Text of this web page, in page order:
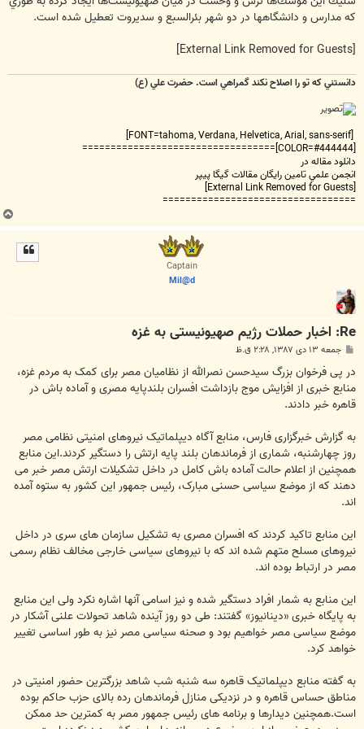
كه مدارس و دانشگاهها در دو شهر بئرالسبع و سديروت تعطيل شده است.
دانستني که تو را اصلاح نکند گمراهي است. حضرت علي (ع)
[FONT=tahoma, Verdana, Helvetica, Arial, sans-serif]
دانلود مقاله در
انجمن علمي تامين رايگان مقالات گيگا پيپر
==================================
ب
ا
Captain
Mil@d
Re: اخبار حملات رژیم صهیونیستی به غزه
پ
ت
جمعه ۱۳ دی ۱۳۸۷, ۲:۲۸ ق.ظ
در پی فرخوان بزرگ سیدحسن نصرالله از نظامیان مصر برای کمک به مردم غزه،
منابع خبری از افزایش موج بازداشت افسران بلندپایه مصری و آماده باش در
قاهره خبر دادند.
به گزارش خبرگزاری فارس، منابع آگاه دیپلماتیک نیروهای امنیتی نظامی مصر
روز چهارشنبه، شماری از فرماندهان بلند پایه ارتش را دستگیر کردند.این منابع
همچنین از اعلام حالت آماده باش کامل در داخل تشکیلات ارتش مصر خبر می
دهند که از موضع سیاسی حسنی مبارک، رئیس جمهور این کشور به ستوه آمده
اند.
این منابع تاکید کردند که افسران مصری به تشکیل سازمان های سری در داخل
نیروهای مسلح متهم شده اند که با نیروهای سیاسی خارجی مخالف نظام رسمی
مصر در ارتباط بوده اند.
این منابع به شمار افراد دستگیر شده و نیز اسامی آنها اشاره نکرد ولی این منابع
به پایگاه خبری «دینانیوز» گفتند: طی دو روز آینده شاهد تحولات علنی آشکار در
موضع سیاسی مصر خواهیم بود و صحنه سیاسی مصر نیز به طور اساسی تغییر
خواهد کرد.
به گفته منابع دیپلماتیک قاهره سه شنبه شب شاهد بزرگترین حضور امنیتی در
مناطق حساس قاهره و در نزدیکی منازل فرماندهان رده بالای حزب حاکم بوده
است.همچنین دیدارها و برنامه های رئیس جمهور مصر به کمترین حد ممکن